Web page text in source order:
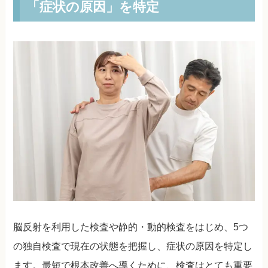
「症状の原因」を特定
脳反射を利用した検査や静的・動的検査をはじめ、5つ
の独自検査で現在の状態を把握し、症状の原因を特定し
ます。最短で根本改善へ導くために、検査はとても重要